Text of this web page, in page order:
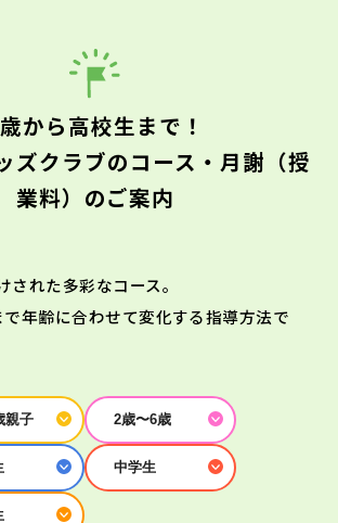
から高校生まで！
ズクラブのコース・月謝（授
業料）のご案内
された多彩なコース。
年齢に合わせて変化する指導方法で
親子 2歳〜6歳
中学生